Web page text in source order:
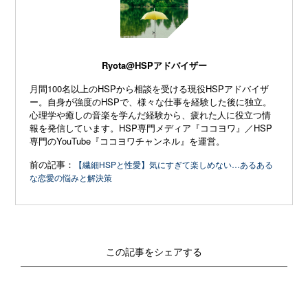
Ryota@HSPアドバイザー
月間100名以上のHSPから相談を受ける現役HSPアドバイザ
ー。自身が強度のHSPで、様々な仕事を経験した後に独立。
心理学や癒しの音楽を学んだ経験から、疲れた人に役立つ情
報を発信しています。HSP専門メディア『ココヨワ』／HSP
専門のYouTube『ココヨワチャンネル』を運営。
前の記事：
【繊細HSPと性愛】気にすぎて楽しめない…あるある
な恋愛の悩みと解決策
この記事をシェアする